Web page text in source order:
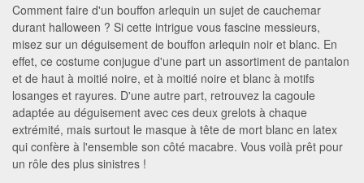
Comment faire d'un bouffon arlequin un sujet de cauchemar
durant halloween ? Si cette intrigue vous fascine messieurs,
misez sur un déguisement de bouffon arlequin noir et blanc. En
effet, ce costume conjugue d'une part un assortiment de pantalon
et de haut à moitié noire, et à moitié noire et blanc à motifs
losanges et rayures. D'une autre part, retrouvez la cagoule
adaptée au déguisement avec ces deux grelots à chaque
extrémité, mais surtout le masque à tête de mort blanc en latex
qui confère à l'ensemble son côté macabre. Vous voilà prêt pour
un rôle des plus sinistres !